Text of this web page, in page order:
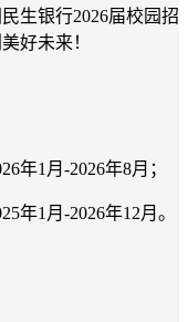
生银行2026届校园招
好未来！
年1月-2026年8月；
年1月-2026年12月。